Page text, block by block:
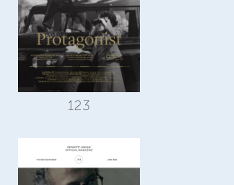
123